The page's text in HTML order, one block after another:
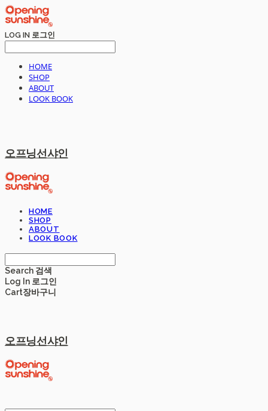
LOG IN 로그인
HOME
SHOP
ABOUT
LOOK BOOK
오프닝선샤인
HOME
SHOP
ABOUT
LOOK BOOK
Search 검색
Log In 로그인
Cart장바구니
오프닝선샤인